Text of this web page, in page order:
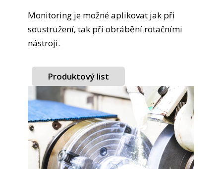
Monitoring je možné aplikovat jak při
soustružení, tak při obrábění rotačními
nástroji.
Produktový list